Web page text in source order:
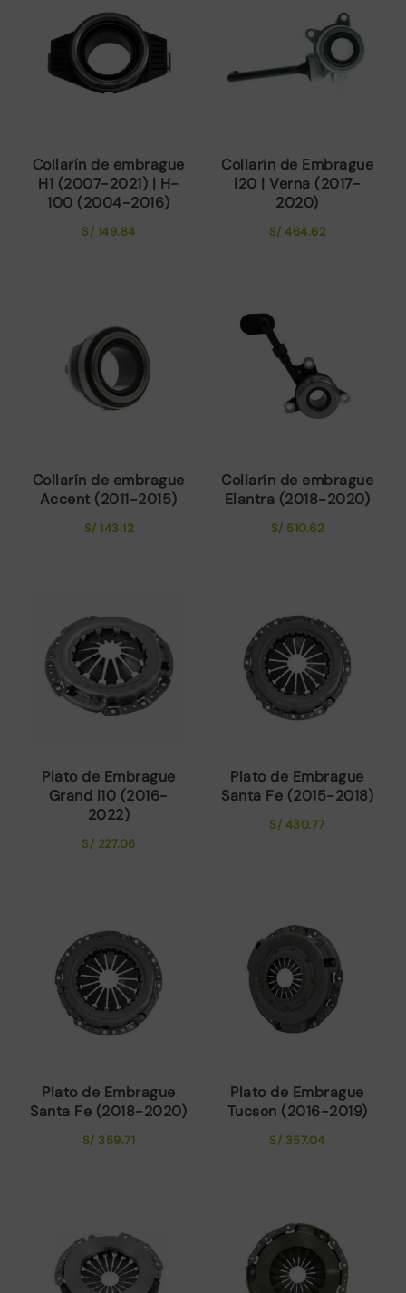
Collarín de embrague
H1 (2007-2021) | H-
100 (2004-2016)
S/ 149.84
Collarín de Embrague
i20 | Verna (2017-
2020)
S/ 464.62
Collarín de embrague
Accent (2011-2015)
S/ 143.12
Collarín de embrague
Elantra (2018-2020)
S/ 510.62
Plato de Embrague
Grand i10 (2016-
2022)
S/ 227.06
Plato de Embrague
Santa Fe (2015-2018)
S/ 430.77
Plato de Embrague
Santa Fe (2018-2020)
S/ 359.71
Plato de Embrague
Tucson (2016-2019)
S/ 357.04